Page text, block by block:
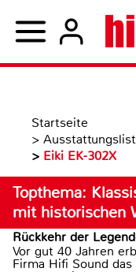
Startseite
>
> Eiki EK-302X
Topthema:
mit historischen
Rückkehr der
Vor gut 40 Jahren
Firma Hifi Sound